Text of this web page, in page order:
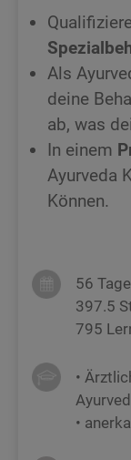
Als
deine
ab, was
In einem
Ayurveda
Können.
56 Tage
397.5
795
•
•